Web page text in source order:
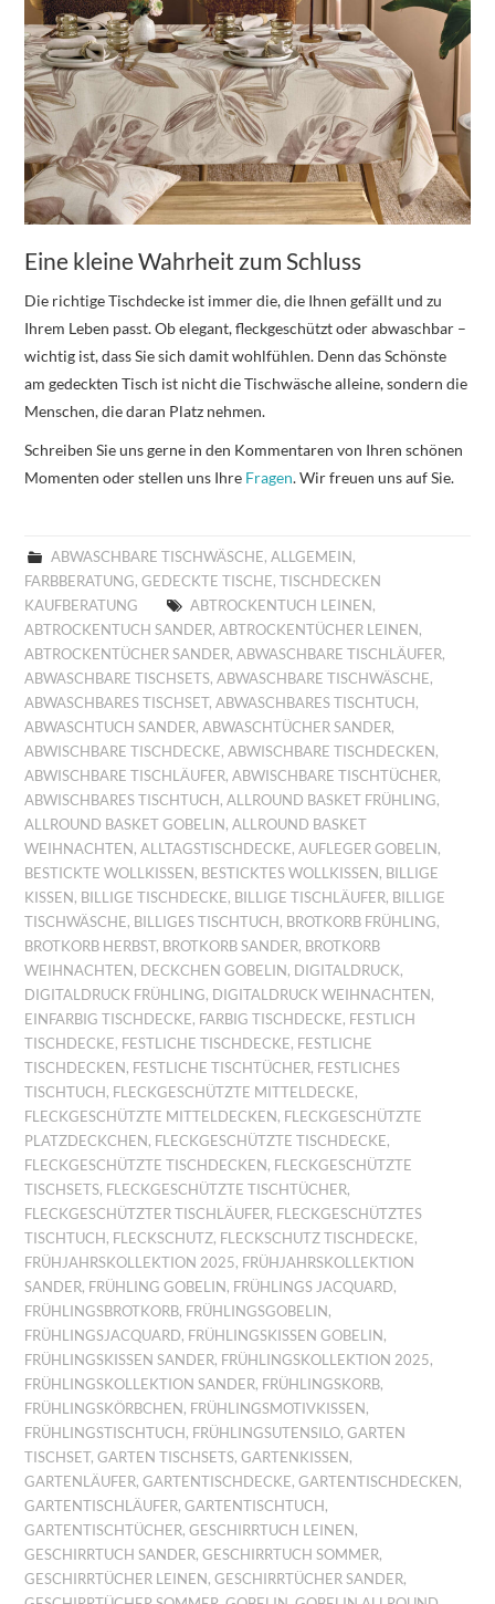
Eine kleine Wahrheit zum Schluss
Die richtige Tischdecke ist immer die, die Ihnen gefällt und zu
Ihrem Leben passt. Ob elegant, fleckgeschützt oder abwaschbar –
wichtig ist, dass Sie sich damit wohlfühlen. Denn das Schönste
am gedeckten Tisch ist nicht die Tischwäsche alleine, sondern die
Menschen, die daran Platz nehmen.
Schreiben Sie uns gerne in den Kommentaren von Ihren schönen
Momenten oder stellen uns Ihre Fragen. Wir freuen uns auf Sie.
ABWASCHBARE TISCHWÄSCHE, ALLGEMEIN,
FARBBERATUNG,GEDECKTE TISCHE,TISCHDECKEN
KAUFBERATUNG
ABTROCKENTUCH LEINEN,
ABTROCKENTUCH SANDER,ABTROCKENTÜCHER LEINEN,
ABTROCKENTÜCHER SANDER,ABWASCHBARE TISCHLÄUFER,
ABWASCHBARE TISCHSETS,ABWASCHBARE TISCHWÄSCHE,
ABWASCHBARES TISCHSET,ABWASCHBARES TISCHTUCH,
ABWASCHTUCH SANDER,ABWASCHTÜCHER SANDER,
ABWISCHBARE TISCHDECKE,ABWISCHBARE TISCHDECKEN,
ABWISCHBARE TISCHLÄUFER,ABWISCHBARE TISCHTÜCHER,
ABWISCHBARES TISCHTUCH,ALLROUND BASKET FRÜHLING,
ALLROUND BASKET GOBELIN,ALLROUND BASKET
WEIHNACHTEN,ALLTAGSTISCHDECKE,AUFLEGER GOBELIN,
BESTICKTE WOLLKISSEN, BESTICKTES WOLLKISSEN, BILLIGE
KISSEN, BILLIGE TISCHDECKE, BILLIGE TISCHLÄUFER, BILLIGE
TISCHWÄSCHE, BILLIGES TISCHTUCH, BROTKORB FRÜHLING,
BROTKORB HERBST, BROTKORB SANDER, BROTKORB
WEIHNACHTEN, DECKCHEN GOBELIN, DIGITALDRUCK,
DIGITALDRUCK FRÜHLING, DIGITALDRUCK WEIHNACHTEN,
EINFARBIG TISCHDECKE, FARBIG TISCHDECKE, FESTLICH
TISCHDECKE, FESTLICHE TISCHDECKE, FESTLICHE
TISCHDECKEN, FESTLICHE TISCHTÜCHER, FESTLICHES
TISCHTUCH, FLECKGESCHÜTZTE MITTELDECKE,
FLECKGESCHÜTZTE MITTELDECKEN, FLECKGESCHÜTZTE
PLATZDECKCHEN, FLECKGESCHÜTZTE TISCHDECKE,
FLECKGESCHÜTZTE TISCHDECKEN, FLECKGESCHÜTZTE
TISCHSETS, FLECKGESCHÜTZTE TISCHTÜCHER,
FLECKGESCHÜTZTER TISCHLÄUFER, FLECKGESCHÜTZTES
TISCHTUCH, FLECKSCHUTZ, FLECKSCHUTZ TISCHDECKE,
FRÜHJAHRSKOLLEKTION 2025, FRÜHJAHRSKOLLEKTION
SANDER, FRÜHLING GOBELIN, FRÜHLINGS JACQUARD,
FRÜHLINGSBROTKORB, FRÜHLINGSGOBELIN,
FRÜHLINGSJACQUARD, FRÜHLINGSKISSEN GOBELIN,
FRÜHLINGSKISSEN SANDER, FRÜHLINGSKOLLEKTION 2025,
FRÜHLINGSKOLLEKTION SANDER, FRÜHLINGSKORB,
FRÜHLINGSKÖRBCHEN, FRÜHLINGSMOTIVKISSEN,
FRÜHLINGSTISCHTUCH, FRÜHLINGSUTENSILO,GARTEN
TISCHSET,GARTEN TISCHSETS,GARTENKISSEN,
GARTENLÄUFER,GARTENTISCHDECKE,GARTENTISCHDECKEN,
GARTENTISCHLÄUFER,GARTENTISCHTUCH,
GARTENTISCHTÜCHER,GESCHIRRTUCH LEINEN,
GESCHIRRTUCH SANDER,GESCHIRRTUCH SOMMER,
GESCHIRRTÜCHER LEINEN,GESCHIRRTÜCHER SANDER,